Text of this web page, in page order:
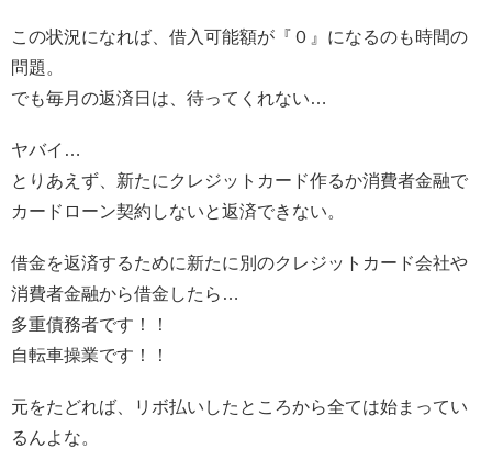
この状況になれば、借入可能額が『０』になるのも時間の
問題。
でも毎月の返済日は、待ってくれない…
ヤバイ…
とりあえず、新たにクレジットカード作るか消費者金融で
カードローン契約しないと返済できない。
借金を返済するために新たに別のクレジットカード会社や
消費者金融から借金したら…
多重債務者です！！
自転車操業です！！
元をたどれば、リボ払いしたところから全ては始まってい
るんよな。